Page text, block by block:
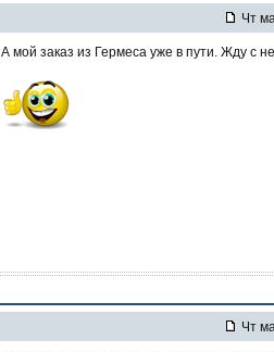
Чт
А мой заказ из Гермеса уже в пути. Жду с
Чт